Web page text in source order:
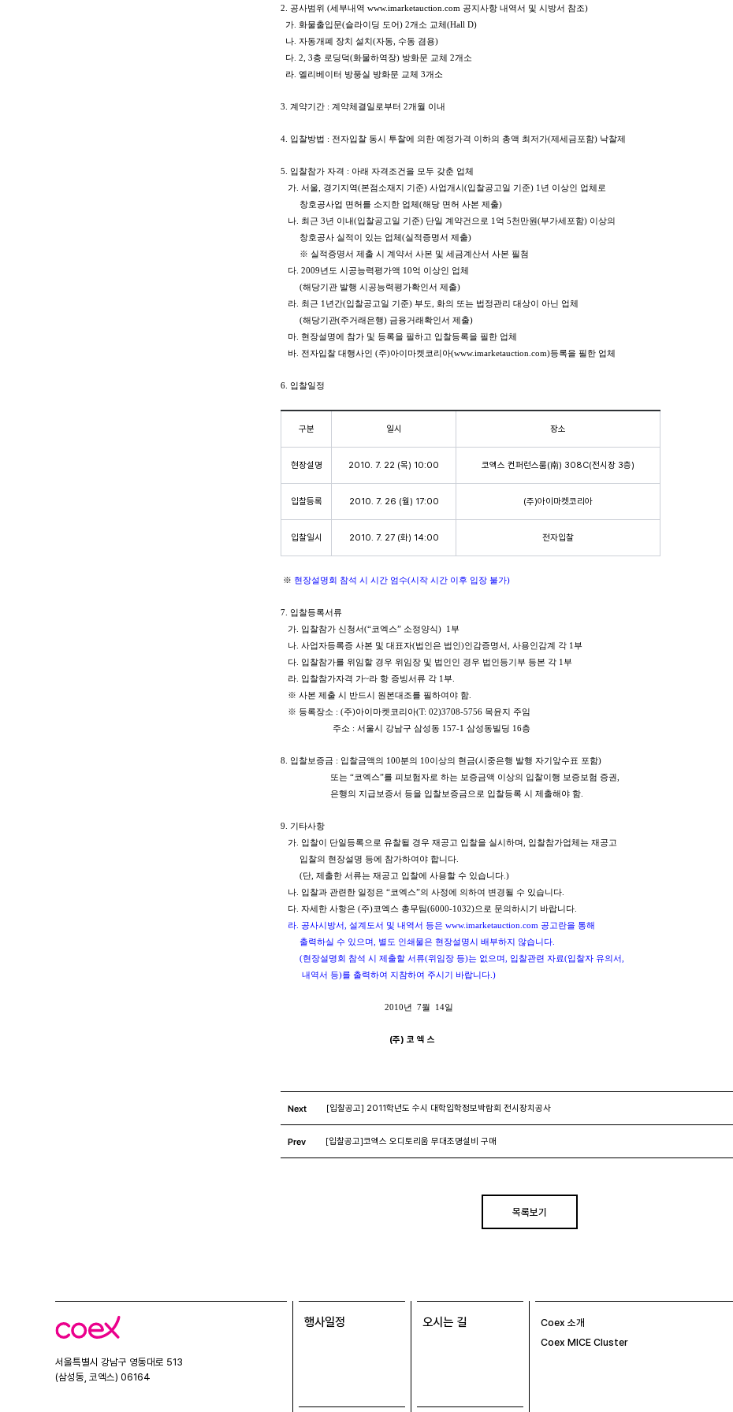
2.공사범위 (세부내역 www.imarketauction.com 공지사항 내역서 및 시방서 참조)
가. 화물출입문(슬라이딩 도어) 2개소 교체(Hall D)
나. 자동개폐 장치 설치(자동, 수동 겸용)
다. 2, 3층 로딩덕(화물하역장) 방화문 교체 2개소
라. 엘리베이터 방풍실 방화문 교체 3개소
3. 계약기간 : 계약체결일로부터 2개월 이내
4. 입찰방법 : 전자입찰 동시 투찰에 의한 예정가격 이하의 총액 최저가(제세금포함) 낙찰제
5. 입찰참가 자격 : 아래 자격조건을 모두 갖춘 업체
가.서울, 경기지역(본점소재지 기준) 사업개시(입찰공고일 기준) 1년 이상인 업체로
창호공사업 면허를 소지한 업체(해당 면허 사본 제출)
나. 최근 3년 이내(입찰공고일 기준) 단일 계약건으로 1억 5천만원(부가세포함) 이상의
창호공사 실적이 있는 업체(실적증명서 제출)
※ 실적증명서 제출 시 계약서 사본 및 세금계산서 사본 필첨
다. 2009년도 시공능력평가액 10억 이상인 업체
(해당기관 발행 시공능력평가확인서 제출)
라. 최근 1년간(입찰공고일 기준) 부도, 화의 또는 법정관리 대상이 아닌 업체
(해당기관(주거래은행) 금융거래확인서 제출)
마. 현장설명에 참가 및 등록을 필하고 입찰등록을 필한 업체
바. 전자입찰 대행사인 (주)아이마켓코리아(www.imarketauction.com)등록을 필한 업체
6. 입찰일정
구분 일시 장소
현장설명 2010. 7. 22 (목) 10:00 코엑스 컨퍼런스룸(南) 308C(전시장 3층)
입찰등록 2010. 7. 26 (월) 17:00 (주)아이마켓코리아
입찰일시 2010. 7. 27 (화) 14:00 전자입찰
※ 현장설명회 참석 시 시간 엄수(시작 시간 이후 입장 불가)
7. 입찰등록서류
가. 입찰참가 신청서(“코엑스” 소정양식) 1부
나. 사업자등록증 사본 및 대표자(법인은 법인)인감증명서, 사용인감계 각 1부
다. 입찰참가를 위임할 경우 위임장 및 법인인 경우 법인등기부 등본 각 1부
라. 입찰참가자격 가~라 항 증빙서류 각 1부.
※ 사본 제출 시 반드시 원본대조를 필하여야 함.
※ 등록장소 : (주)아이마켓코리아(T: 02)3708-5756 목윤지 주임
주소 : 서울시 강남구 삼성동 157-1 삼성동빌딩 16층
8. 입찰보증금 : 입찰금액의 100분의 10이상의 현금(시중은행 발행 자기앞수표 포함)
또는 “코엑스”를 피보험자로 하는 보증금액 이상의 입찰이행 보증보험 증권,
은행의 지급보증서 등을 입찰보증금으로 입찰등록 시 제출해야 함.
9. 기타사항
가. 입찰이 단일등록으로 유찰될 경우 재공고 입찰을 실시하며, 입찰참가업체는 재공고
입찰의 현장설명 등에 참가하여야 합니다.
(단, 제출한 서류는 재공고 입찰에 사용할 수 있습니다.)
나. 입찰과 관련한 일정은 “코엑스”의 사정에 의하여 변경될 수 있습니다.
다. 자세한 사항은 (주)코엑스 총무팀(6000-1032)으로 문의하시기 바랍니다.
라. 공사시방서, 설계도서 및 내역서 등은 www.imarketauction.com 공고란을 통해
출력하실 수 있으며, 별도 인쇄물은 현장설명시 배부하지 않습니다.
(현장설명회 참석 시 제출할 서류(위임장 등)는 없으며, 입찰관련 자료(입찰자 유의서,
내역서 등)를 출력하여 지참하여 주시기 바랍니다.)
2010년 7월 14일
(주) 코 엑 스
Next [입찰공고] 2011학년도 수시 대학입학정보박람회 전시장치공사
Prev [입찰공고]코엑스 오디토리움 무대조명설비 구매
목록보기
코
엑
서울특별시 강남구 영동대로 513
(삼성동, 코엑스) 06164
행사일정 오시는 길
Coex 소개
Coex MICE Cluster